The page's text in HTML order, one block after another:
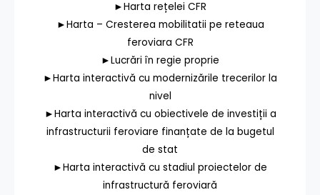
►Harta rețelei CFR
►Harta – Cresterea mobilitatii pe reteaua
feroviara CFR
►Lucrări în regie proprie
►Harta interactivă cu modernizările trecerilor la
nivel
►Harta interactivă cu obiectivele de investiții a
infrastructurii feroviare finanțate de la bugetul
de stat
►Harta interactivă cu stadiul proiectelor de
infrastructură feroviară